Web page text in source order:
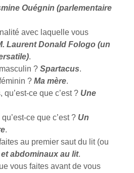
Ouégnin (parlementaire
avec laquelle vous
Laurent Donald Fologo (un
.
? Spartacus.
? Ma mère.
qu’est-ce que c’est ? Une
ce que c’est ? Un
.
au premier saut du lit (ou
abdominaux au lit.
vous faites avant de vous